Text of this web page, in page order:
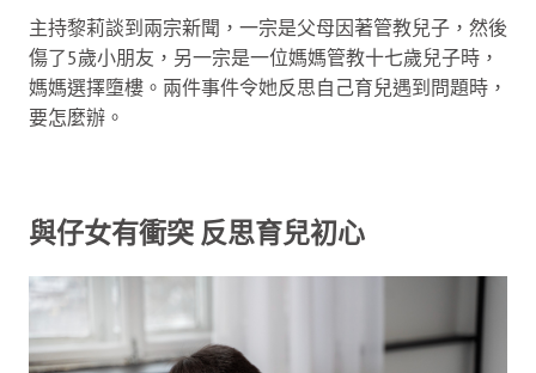
主持黎莉談到兩宗新聞，一宗是父母因著管教兒子，然後
傷了5歲小朋友，另一宗是一位媽媽管教十七歲兒子時，
媽媽選擇墮樓。兩件事件令她反思自己育兒遇到問題時，
要怎麼辦。
與仔女有衝突 反思育兒初心